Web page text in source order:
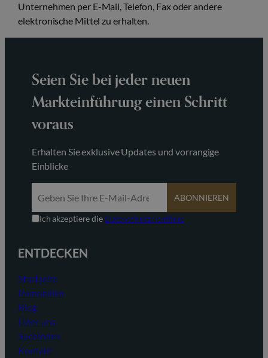
Unternehmen per E-Mail, Telefon, Fax oder andere
elektronische Mittel zu erhalten.
Seien Sie bei jeder neuen
Markteinführung einen Schritt
voraus
Erhalten Sie exklusive Updates und vorrangige
Einblicke
ABONNIEREN
Ich akzeptiere die Datenschutzrichtlinie
ENTDECKEN
Startseite
Immobilien
Blog
Über uns
Suchindex
Kontakt